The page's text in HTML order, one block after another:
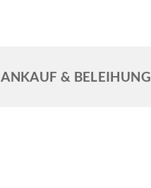
ANKAUF & BELEIHUNG